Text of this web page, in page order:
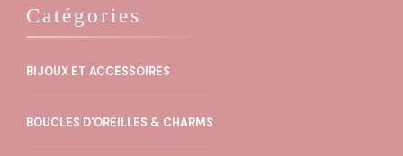
page
du
produit
Catégories
BIJOUX ET ACCESSOIRES
BOUCLES D'OREILLES & CHARMS